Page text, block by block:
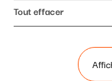
Contact
Liste SAQ
Tout effacer